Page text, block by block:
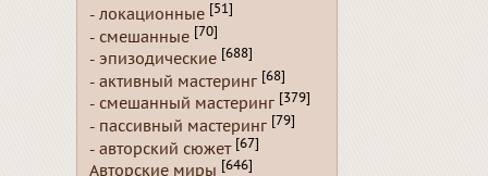
- локационные [51]
- смешанные [70]
- эпизодические [688]
- активный мастеринг [68]
- смешанный мастеринг [379]
- пассивный мастеринг [79]
- авторский сюжет [67]
Авторские миры [646]